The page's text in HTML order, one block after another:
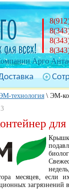
Арго
технология \ ЭМ-
месяцев, если
загрязнений